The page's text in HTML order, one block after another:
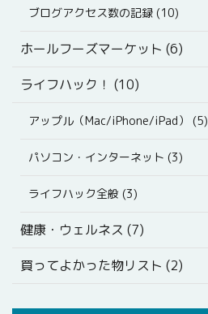
ブログアクセス数の記録 (10)
ホールフーズマーケット (6)
ライフハック！ (10)
アップル（Mac/iPhone/iPad） (5)
パソコン・インターネット (3)
ライフハック全般 (3)
健康・ウェルネス (7)
買ってよかった物リスト (2)